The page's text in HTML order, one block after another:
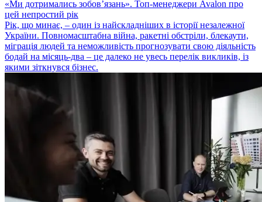
«Ми дотримались зобовʼязань». Топ-менеджери Avalon про
цей непростий рік
Рік, що минає, – один із найскладніших в історії незалежної
України. Повномасштабна війна, ракетні обстріли, блекаути,
міграція людей та неможливість прогнозувати свою діяльність
бодай на місяць-два – це далеко не увесь перелік викликів, із
якими зіткнувся бізнес.